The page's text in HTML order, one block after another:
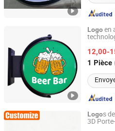
Logoen
12,00-
1 Pièce
Ningbo Guangyun Sign
Zhejiang, China
Logos
3D
Shenzhen Osea Technology